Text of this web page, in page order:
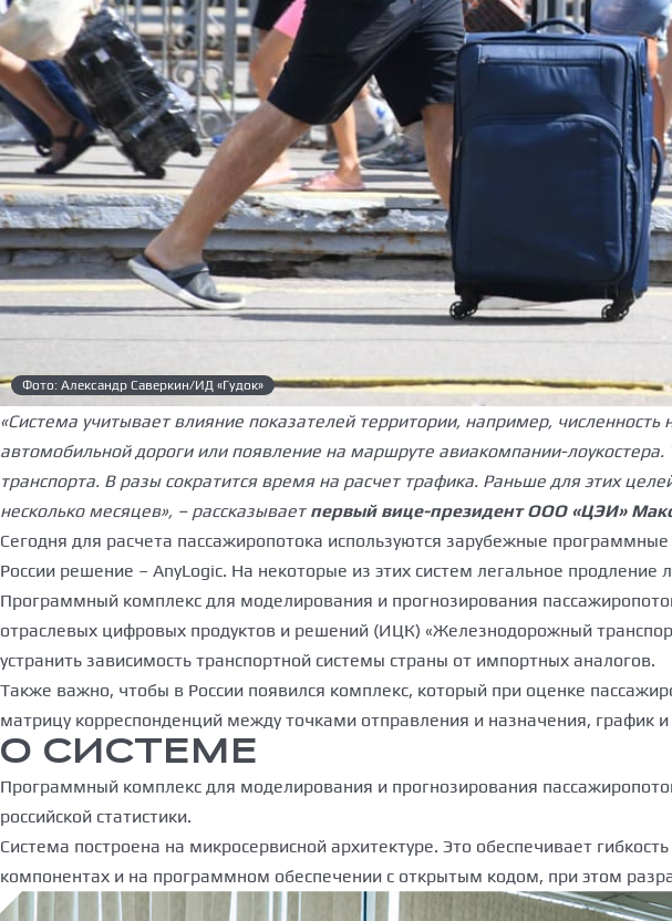
Фото: Александр Саверкин/ИД «Гудок»
«Система учитывает влияние показателей территории, например,
автомобильной дороги или появление на маршруте авиакомпании-
транспорта. В разы сократится время на расчет трафика. Раньше для этих
несколько месяцев», – рассказываетпервый вице-президент ООО «ЦЭИ»
Сегодня для расчета пассажиропотока используются зарубежные
России решение – AnyLogic. На некоторые из этих систем легальное продление
Программный комплекс для моделирования и прогнозирования
отраслевых цифровых продуктов и решений (ИЦК) «Железнодорожный
устранить зависимость транспортной системы страны от импортных аналогов.
Также важно, чтобы в России появился комплекс, который при оценке
матрицу корреспонденций между точками отправления и назначения, график
О СИСТЕМЕ
Программный комплекс для моделирования и прогнозирования
российской статистики.
Система построена на микросервисной архитектуре. Это обеспечивает
компонентах и на программном обеспечении с открытым кодом, при этом